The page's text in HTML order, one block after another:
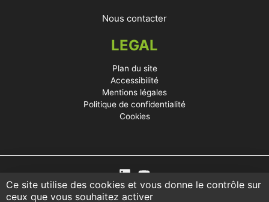
Ce site utilise des cookies et vous donne le contrôle sur
ceux que vous souhaitez activer
Nous contacter
LEGAL
Plan du site
Accessibilité
Mentions légales
Politique de confidentialité
Cookies